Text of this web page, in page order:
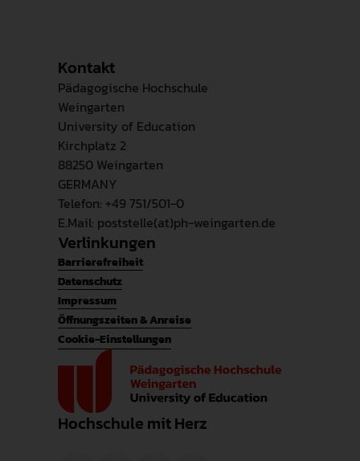
Kontakt
Pädagogische Hochschule
Weingarten
University of Education
Kirchplatz 2
88250 Weingarten
GERMANY
Telefon: +49 751/501-0
E.Mail: poststelle(at)ph-weingarten.de
Verlinkungen
Barrierefreiheit
Datenschutz
Impressum
Öffnungszeiten & Anreise
Cookie-Einstellungen
Hochschule mit Herz